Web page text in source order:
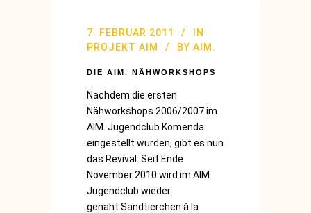
7. FEBRUAR 2011
IN
PROJEKT AIM
BY AIM.
DIE AIM. NÄHWORKSHOPS
Nachdem die ersten
Nähworkshops 2006/2007 im
AIM. Jugendclub Komenda
eingestellt wurden, gibt es nun
das Revival: Seit Ende
November 2010 wird im AIM.
Jugendclub wieder
genäht.Sandtierchen à la